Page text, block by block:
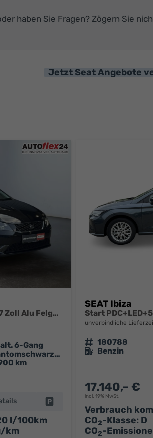
haben Sie Fragen? Zögern Sie
Jetzt Seat Angebote
1.4 TSI Style Klimaautomatik 17 Zoll Alu Felgen LED PDC
6-Gang
Phantomschwarz/Universo Black
km
l/100km
km
SEAT Ibiza
Start
unverbindliche
Fahrzeugnr. 180788
Kraftstoff Benzin
17.140,– €
incl. 19% MwSt.
Verbrauch
CO2-Klasse: D
CO2-